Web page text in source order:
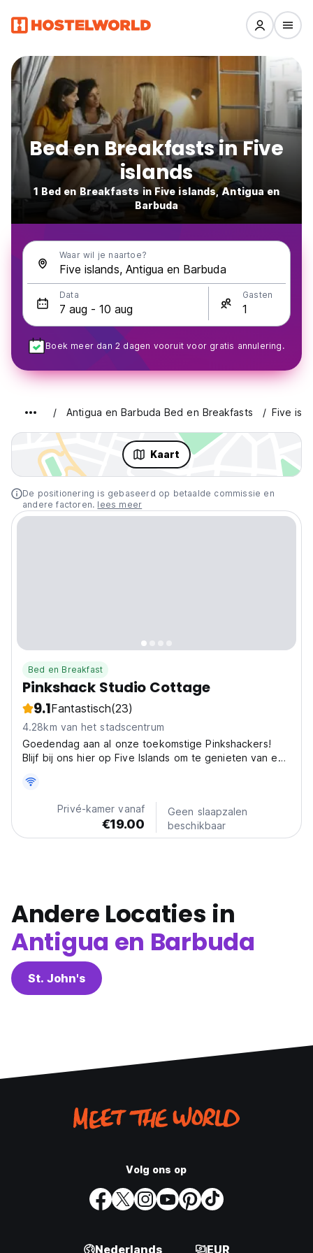
Bed en Breakfasts in Five
islands
1 Bed en Breakfasts in Five islands, Antigua en
Barbuda
Waar wil je naartoe?
Data Gasten
Boek meer dan 2 dagen vooruit voor gratis annulering.
Antigua en Barbuda Bed en Breakfasts Five
Kaart
De positionering is gebaseerd op betaalde commissie en
andere factoren. lees meer
Bed en Breakfast
Pinkshack Studio Cottage
9.1Fantastisch(23)
4.28km van het stadscentrum
Goedendag aan al onze toekomstige Pinkshackers!
Blijf bij ons hier op Five Islands om te genieten van een
Privé-kamer vanaf
€19.00
Geen slaapzalen
beschikbaar
Andere Locaties in
Antigua en Barbuda
St. John's
Volg ons op
Nederlands EUR